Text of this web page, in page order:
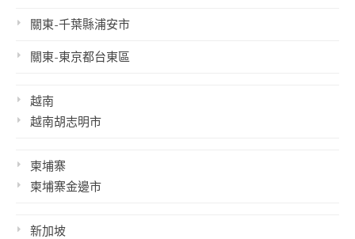
關東-千葉縣浦安市
關東-東京都台東區
越南
越南胡志明市
柬埔寨
柬埔寨金邊市
新加坡